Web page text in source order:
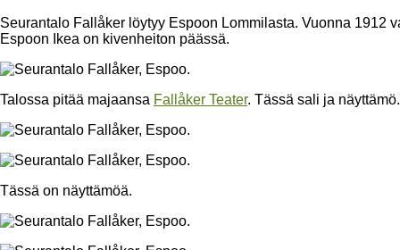
Seurantalo Fallåker löytyy Espoon Lommilasta. Vuonna 1912
Espoon Ikea on kivenheiton päässä.
Talossa pitää majaansa Fallåker Teater. Tässä sali ja näyttämö.
Tässä on näyttämöä.